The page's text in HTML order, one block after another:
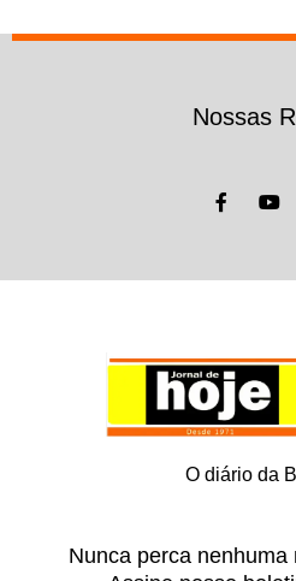
Nossas
O diário da
Nunca perca